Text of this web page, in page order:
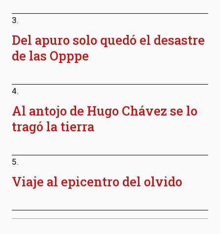
3.
Del apuro solo quedó el desastre
de las Opppe
4.
Al antojo de Hugo Chávez se lo
tragó la tierra
5.
Viaje al epicentro del olvido